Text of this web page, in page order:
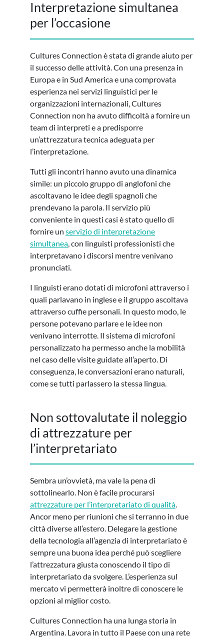
Interpretazione simultanea
per l’occasione
Cultures Connection è stata di grande aiuto per
il successo delle attività. Con una presenza in
Europa e in Sud America e una comprovata
esperienza nei servizi linguistici per le
organizzazioni internazionali, Cultures
Connection non ha avuto difficoltà a fornire un
team di interpreti e a predisporre
un’attrezzatura tecnica adeguata per
l’interpretazione.
Tutti gli incontri hanno avuto una dinamica
simile: un piccolo gruppo di anglofoni che
ascoltavano le idee degli spagnoli che
prendevano la parola. Il servizio più
conveniente in questi casi è stato quello di
fornire un servizio di interpretazione
simultanea , con linguisti professionisti che
interpretavano i discorsi mentre venivano
pronunciati.
I linguisti erano dotati di microfoni attraverso i
quali parlavano in inglese e il gruppo ascoltava
attraverso cuffie personali. In questo modo, le
persone potevano parlare e le idee non
venivano interrotte. Il sistema di microfoni
personalizzato ha permesso anche la mobilità
nel caso delle visite guidate all’aperto. Di
conseguenza, le conversazioni erano naturali,
come se tutti parlassero la stessa lingua.
Non sottovalutate il noleggio
di attrezzature per
l’interpretariato
Sembra un’ovvietà, ma vale la pena di
sottolinearlo. Non è facile procurarsi
attrezzature per l’interpretariato di qualità
Ancor meno per riunioni che si terranno in due
città diverse all’estero. Delegare la gestione
della tecnologia all’agenzia di interpretariato è
sempre una buona idea perché può scegliere
l’attrezzatura giusta conoscendo il tipo di
interpretariato da svolgere. L’esperienza sul
mercato vi permetterà inoltre di conoscere le
opzioni al miglior costo.
Cultures Connection ha una lunga storia in
Argentina. Lavora in tutto il Paese con una rete